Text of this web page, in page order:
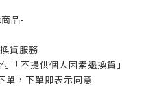
品-
貨服務
「不提供個人因素退換貨」
單，下單即表示同意